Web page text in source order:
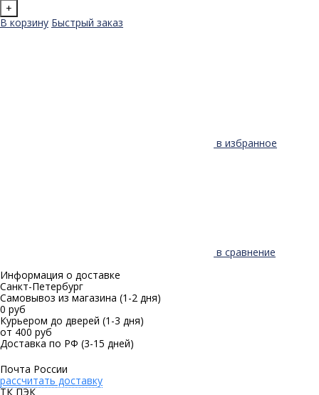
+
В корзину Быстрый заказ
в избранное
в сравнение
Информация о доставке
Санкт-Петербург
Самовывоз из магазина (1-2 дня)
0 руб
Курьером до дверей (1-3 дня)
от 400 руб
Доставка по РФ (3-15 дней)
Почта России
рассчитать доставку
ТК ПЭК